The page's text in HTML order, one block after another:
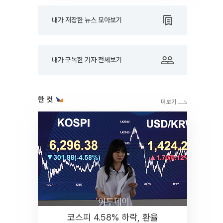
내가 저장한 뉴스 모아보기
내가 구독한 기자 전체보기
한 컷
코스피 4.58% 하락, 환율